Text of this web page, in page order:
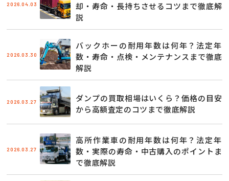
2026.04.03
却・寿命・長持ちさせるコツまで徹底解
説
2026.03.30
バックホーの耐用年数は何年？法定年
数・寿命・点検・メンテナンスまで徹底
解説
2026.03.27
ダンプの買取相場はいくら？価格の目安
から高額査定のコツまで徹底解説
2026.03.27
高所作業車の耐用年数は何年？法定年
数・実際の寿命・中古購入のポイントま
で徹底解説